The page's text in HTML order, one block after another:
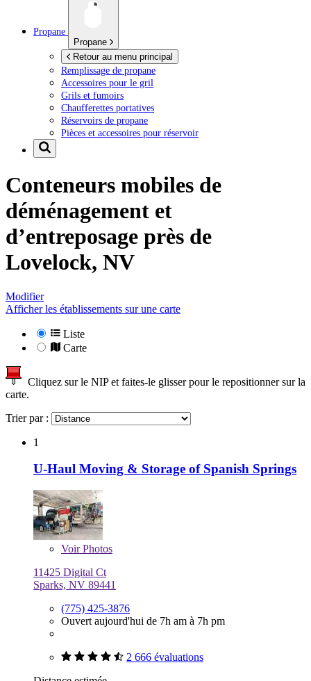
Propane
Propane
Retour au menu principal
Remplissage de propane
Accessoires pour le gril
Grils et fumoirs
Chaufferettes portatives
Réservoirs de propane
Pièces et accessoires pour réservoir
Conteneurs mobiles de
déménagement et
d’entreposage près de
Lovelock, NV
Modifier
Afficher les établissements sur une carte
Liste
Carte
Cliquez sur le NIP et faites-le glisser pour le repositionner sur la
carte.
Trier par :
1
U-Haul Moving & Storage of Spanish Springs
VoirPhotos
11425 Digital Ct
Sparks, NV 89441
(775) 425-3876
Ouvert aujourd'hui de 7h am à 7h pm
2 666 évaluations